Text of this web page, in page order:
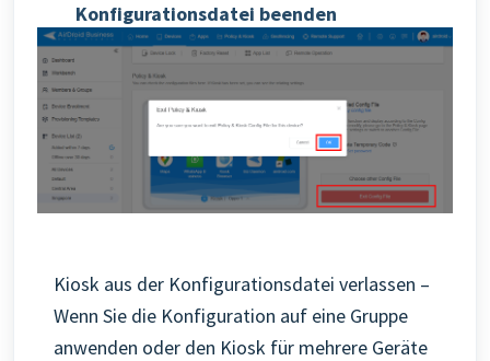
Konfigurationsdatei beenden
Kiosk aus der Konfigurationsdatei verlassen –
Wenn Sie die Konfiguration auf eine Gruppe
anwenden oder den Kiosk für mehrere Geräte